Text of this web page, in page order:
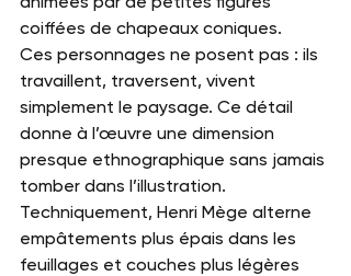
coiffées de chapeaux coniques.
Ces personnages ne posent pas : ils
travaillent, traversent, vivent
simplement le paysage. Ce détail
donne à l’œuvre une dimension
presque ethnographique sans jamais
tomber dans l’illustration.
Techniquement, Henri Mège alterne
empâtements plus épais dans les
feuillages et couches plus légères